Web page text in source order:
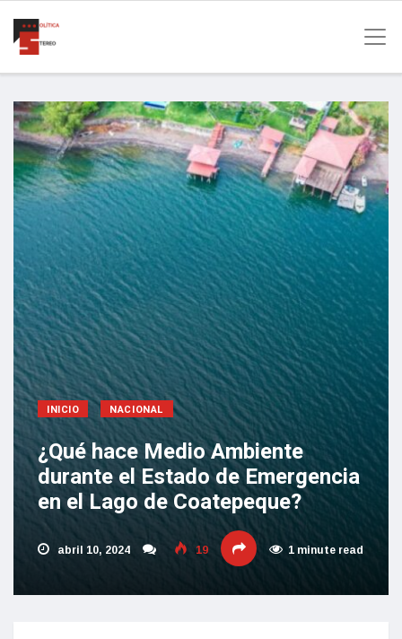
INICIO NACIONAL
¿Qué hace Medio Ambiente
durante el Estado de Emergencia
en el Lago de Coatepeque?
abril 10, 2024 19 1 minute read